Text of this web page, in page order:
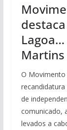
O Movimento
de
comunicado,
levados a